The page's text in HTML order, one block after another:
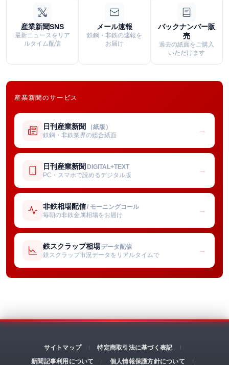
産業新聞SNS
最新ニュースをリア
ルタイム配信
メール速報
鉄鋼・非鉄の速報を
お届け
バックナンバー販
売
過去の紙面をご購入
いただけます
産業新聞のサービス
日刊産業新聞 （紙版）
鉄鋼・非鉄業界の総合紙面
→
日刊産業新聞 DIGITAL+TEXT
PC・スマホで読めるデジタル版
→
非鉄相場配信/ モーニングコール
毎朝の非鉄金属相場をお届け
→
鉄スクラップ相場 データ配信
鉄スクラップ市況データをリアルタイムで
→
サイトマップ
特定商取引法に基づく表記
新聞記事利用について
個人情報保護方針について